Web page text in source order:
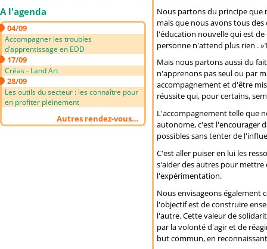
A l'agenda
04/09
Accompagner les troubles
d’apprentissage en EDD
17/09
Créas - Land Art
28/09
Les outils du secteur : les connaître pour
en profiter pleinement
Autres rendez-vous…
Nous partons du principe que
mais que nous avons tous
l'éducation nouvelle qui est
personne n'attend plus rien .
Mais nous partons aussi du
n'apprenons pas seul ou par
accompagnement et d'être
réussite qui, pour certains,
L'accompagnement telle que
autonome, c'est l'encourager
possibles sans tenter de
C'est aller puiser en lui les
s'aider des autres pour mettre
l'expérimentation.
Nous envisageons également
l'objectif est de construire
l'autre. Cette valeur de
par la volonté d'agir et de
but commun, en